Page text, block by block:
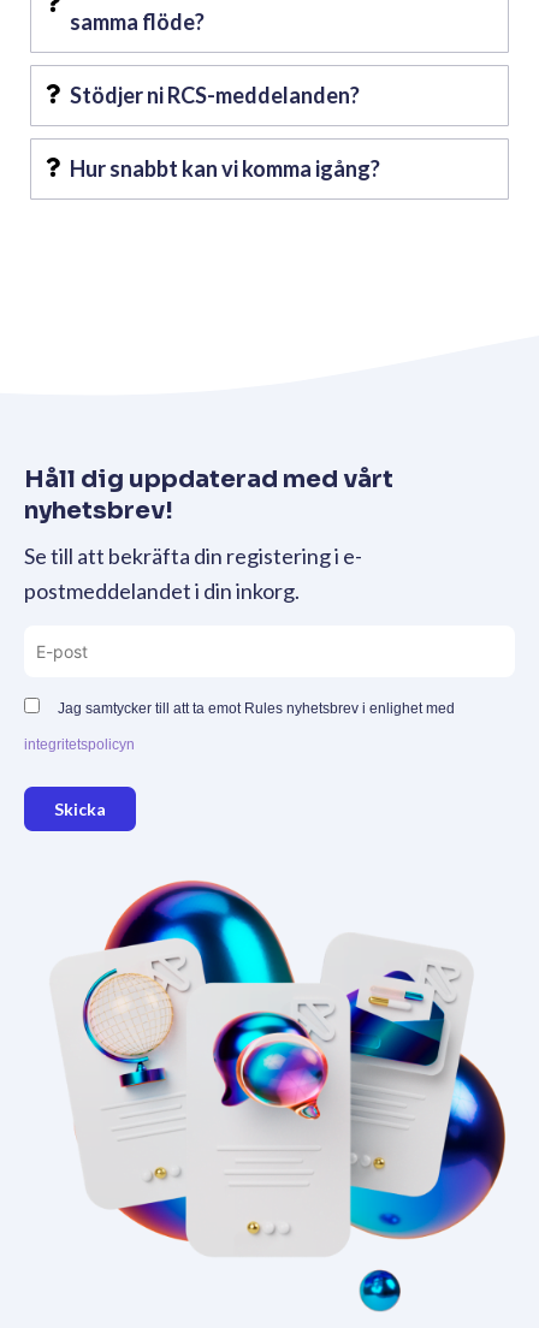
samma flöde?
Stödjer ni RCS-meddelanden?
Hur snabbt kan vi komma igång?
Håll dig uppdaterad med vårt
nyhetsbrev!
Se till att bekräfta din registering i e-
postmeddelandet i din inkorg.
Jag samtycker till att ta emot Rules nyhetsbrev i enlighet med
integritetspolicyn
Skicka